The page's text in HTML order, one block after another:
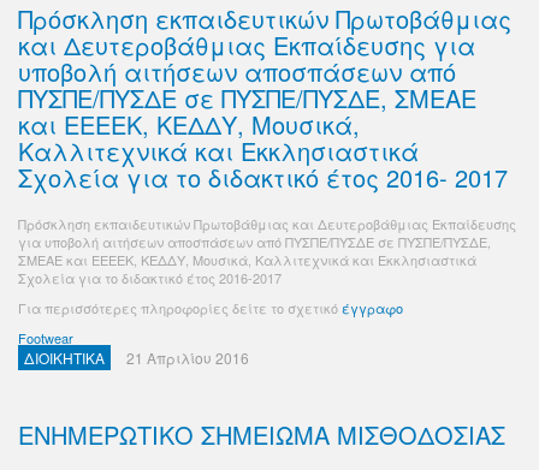
Πρόσκληση εκπαιδευτικών Πρωτοβάθμιας
και Δευτεροβάθμιας Εκπαίδευσης για
υποβολή αιτήσεων αποσπάσεων από
ΠΥΣΠΕ/ΠΥΣΔΕ σε ΠΥΣΠΕ/ΠΥΣΔΕ, ΣΜΕΑΕ
και ΕΕΕΕΚ, ΚΕΔΔΥ, Μουσικά,
Καλλιτεχνικά και Εκκλησιαστικά
Σχολεία για το διδακτικό έτος 2016- 2017
Πρόσκληση εκπαιδευτικών Πρωτοβάθμιας και Δευτεροβάθμιας Εκπαίδευσης
για υποβολή αιτήσεων αποσπάσεων από ΠΥΣΠΕ/ΠΥΣΔΕ σε ΠΥΣΠΕ/ΠΥΣΔΕ,
ΣΜΕΑΕ και ΕΕΕΕΚ, ΚΕΔΔΥ, Μουσικά, Καλλιτεχνικά και Εκκλησιαστικά
Σχολεία για το διδακτικό έτος 2016-2017
Για περισσότερες πληροφορίες δείτε το σχετικόέγγραφο
Footwear
ΔΙΟΙΚΗΤΙΚΑ 21 Απριλίου 2016
ΕΝΗΜΕΡΩΤΙΚΟ ΣΗΜΕΙΩΜΑ ΜΙΣΘΟΔΟΣΙΑΣ